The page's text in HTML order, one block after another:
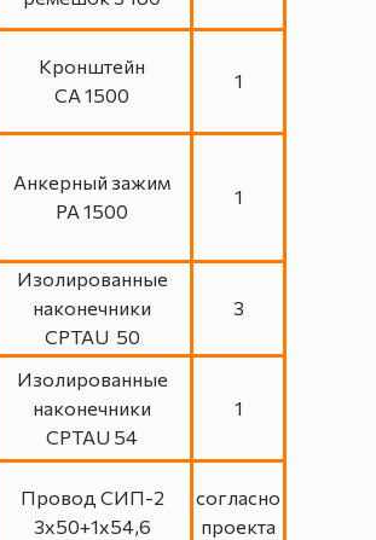
Провод СИП-2
3х50+1х54,6
согласно
проекта
Изолированные
наконечники
CPTAU 54
Изолированные
наконечники
CPTAU 50
Анкерный зажим
РА 1500
Кронштейн
СА 1500
1
3
1
1